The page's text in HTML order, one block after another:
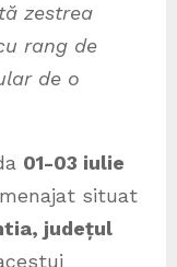
zestrea
rang de
de o
01-03 iulie
situat
județul